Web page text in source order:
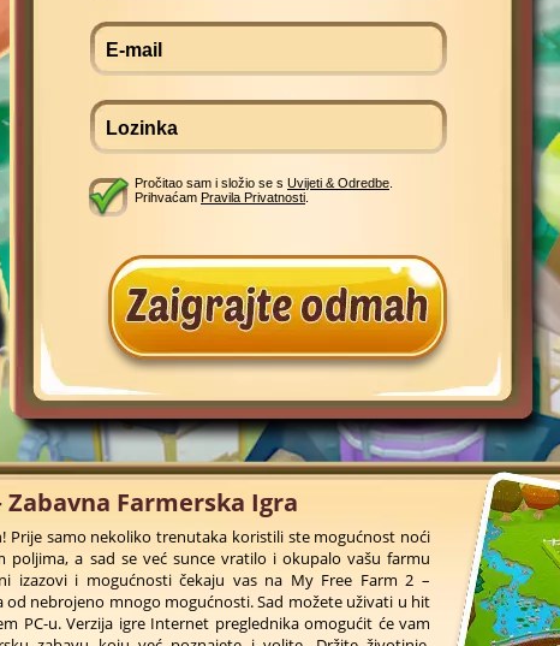
Zabavna Farmerska Igra
Prije samo nekoliko trenutaka koristili ste mogućnost noći
poljima, a sad se već sunce vratilo i okupalo vašu farmu
izazovi i mogućnosti čekaju vas na My Free Farm 2 –
od nebrojeno mnogo mogućnosti. Sad možete uživati u hit
PC-u. Verzija igre Internet preglednika omogućit će vam
Pročitao sam i složio se s Uvijeti & Odredbe
Prihvaćam Pravila Privatnosti